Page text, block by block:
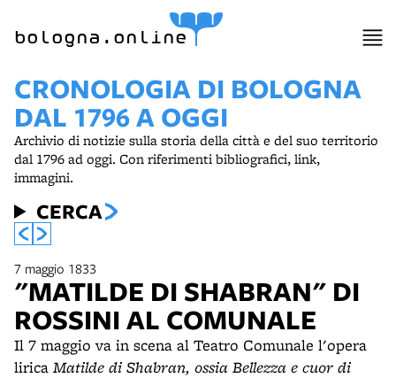
bologna.online
CRONOLOGIA DI BOLOGNA
DAL 1796 A OGGI
Archivio di notizie sulla storia della città e del suo territorio
dal 1796 ad oggi. Con riferimenti bibliografici, link,
immagini.
CERCA
7 maggio 1833
"MATILDE DI SHABRAN" DI
ROSSINI AL COMUNALE
Il 7 maggio va in scena al Teatro Comunale l'opera
lirica Matilde di Shabran, ossia Bellezza e cuor di